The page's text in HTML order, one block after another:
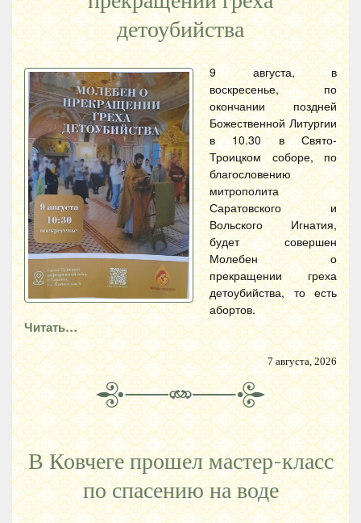
детоубийства
9 августа, в
воскресенье, по
окончании поздней
Божественной Литургии
в 10.30 в Свято-
Троицком соборе, по
благословению
митрополита
Саратовского и
Вольского Игнатия,
будет совершен
Молебен о
прекращении греха
детоубийства, то есть
абортов.
Читать…
7 августа, 2026
В Ковчеге прошел мастер-класс
по спасению на воде